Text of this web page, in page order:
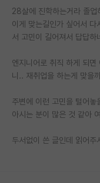
임용 정보 게시판
학부 인턴 게시판
취업 게시판
PI 전용 게시판
28살에 진학하는거라 졸업
이게 맞는길인가 싶어서 다
서 고민이 길어져서 답답하
엔지니어로 취직 하게 되
니.. 재취업을 하는게 맞을
주변에 이런 고민을 털어
아시는 분이 많은 것 같아
두서없이 쓴 글인데 읽어주